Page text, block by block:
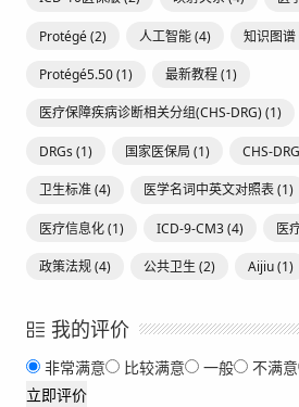
Protégé(2) 人工智能(4) 知识图谱
Protégé5.50(1) 最新教程(1)
医疗保障疾病诊断相关分组(CHS-DRG) (1)
DRGs (1) 国家医保局 (1) CHS-DRG
卫生标准(4) 医学名词中英文对照表(1)
医疗信息化(1) ICD-9-CM3(4) 医
政策法规(4) 公共卫生 (2) Aijiu(1)
我的评价
非常满意 比较满意 一般 不满意
立即评价